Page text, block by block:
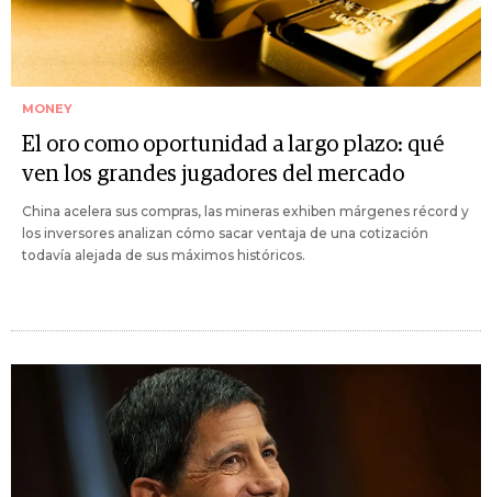
MONEY
El oro como oportunidad a largo plazo: qué
ven los grandes jugadores del mercado
China acelera sus compras, las mineras exhiben márgenes récord y
los inversores analizan cómo sacar ventaja de una cotización
todavía alejada de sus máximos históricos.